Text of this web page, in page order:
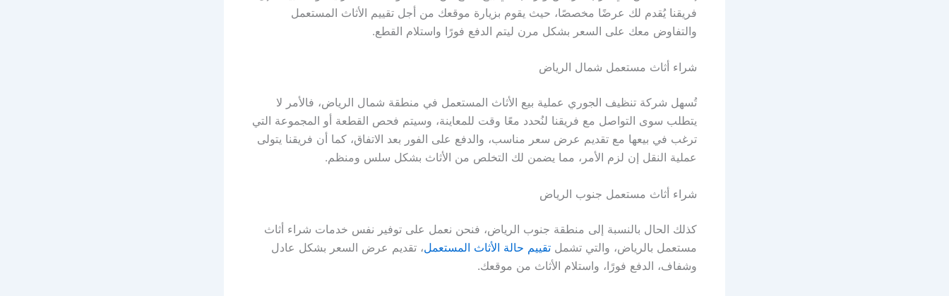
فريقنا يُقدم لك عرضًا مخصصًا، حيث يقوم بزيارة موقعك من أجل تقييم الأثاث المستعمل
والتفاوض معك على السعر بشكل مرن ليتم الدفع فورًا واستلام القطع.
شراء أثاث مستعمل شمال الرياض
تُسهل شركة تنظيف الجوري عملية بيع الأثاث المستعمل في منطقة شمال الرياض، فالأمر لا
يتطلب سوى التواصل مع فريقنا لنُحدد معًا وقت للمعاينة، وسيتم فحص القطعة أو المجموعة التي
ترغب في بيعها مع تقديم عرض سعر مناسب، والدفع على الفور بعد الاتفاق، كما أن فريقنا يتولى
عملية النقل إن لزم الأمر، مما يضمن لك التخلص من الأثاث بشكل سلس ومنظم.
شراء أثاث مستعمل جنوب الرياض
كذلك الحال بالنسبة إلى منطقة جنوب الرياض، فنحن نعمل على توفير نفس خدمات شراء أثاث
مستعمل بالرياض، والتي تشمل تقييم حالة الأثاث المستعمل، تقديم عرض السعر بشكل عادل
وشفاف، الدفع فورًا، واستلام الأثاث من موقعك.